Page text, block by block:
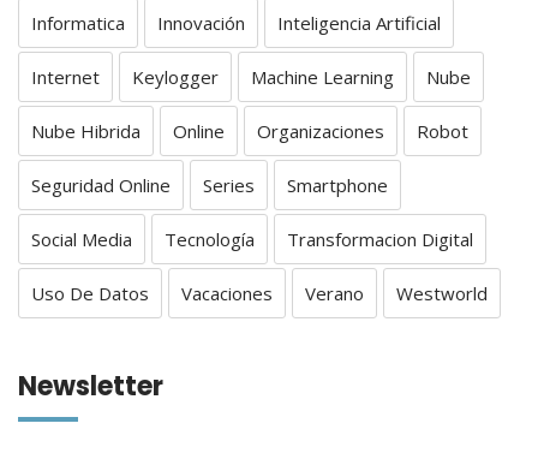
Informatica Innovación Inteligencia Artificial
Internet Keylogger Machine Learning Nube
Nube Hibrida Online Organizaciones Robot
Seguridad Online Series Smartphone
Social Media Tecnología Transformacion Digital
Uso De Datos Vacaciones Verano Westworld
Newsletter